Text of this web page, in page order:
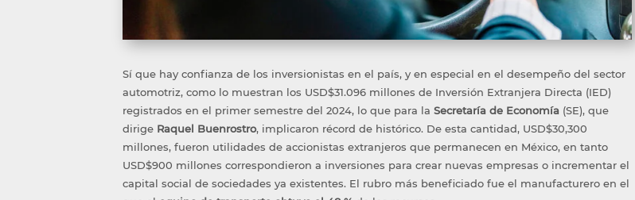
Sí que hay confianza de los inversionistas en el país, y en especial en eldesempeño del sector
automotriz, como lo muestran los USD$31.096 millones de Inversión Extranjera Directa (IED)
registrados en el primer semestre del 2024, lo que para laSecretaría de Economía (SE), que
dirige Raquel Buenrostro, implicaron récord de histórico. De esta cantidad, USD$30,300
millones,fueron utilidades de accionistas extranjeros que permanecen en México, en tanto
USD$900 millonescorrespondieron a inversiones paracrear nuevas empresas o incrementar el
capital social de sociedades ya existentes. El rubro más beneficiado fue el manufactureroen el